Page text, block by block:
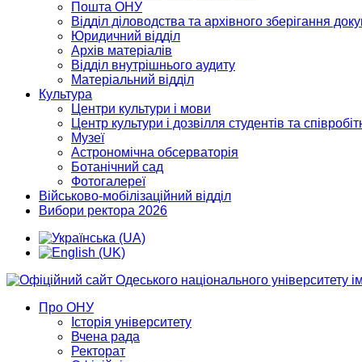
Пошта ОНУ
Відділ діловодства та архівного зберігання
Юридичний відділ
Архів матеріалів
Відділ внутрішнього аудиту
Матеріальний відділ
Культура
Центри культури і мови
Центр культури і дозвілля студентів та
Музеї
Астрономічна обсерваторія
Ботанічний сад
Фотогалереї
Військово-мобілізаційний відділ
Вибори ректора 2026
Про ОНУ
Історія університету
Вчена рада
Ректорат